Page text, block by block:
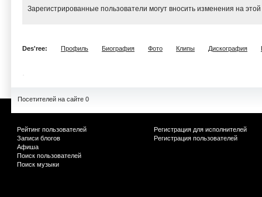
Зарегистрированные пользователи могут вносить изменения на
Des'ree: Профиль Биография Фото Клипы Дискография
Посетителей на сайте 0
Рейтинг пользователей
Записи блогов
Афиша
Поиск пользователей
Поиск музыки
Регистрация для исполнителей
Регистрация пользователей